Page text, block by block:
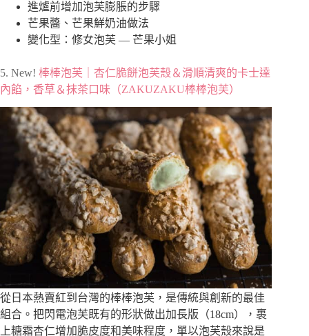
進爐前增加泡芙膨脹的步驟
芒果醬、芒果鮮奶油做法
變化型：修女泡芙 — 芒果小姐
5. New! 棒棒泡芙｜杏仁脆餅泡芙殼＆滑順清爽的卡士達
內餡，香草＆抹茶口味（ZAKUZAKU棒棒泡芙）
從日本熱賣紅到台灣的棒棒泡芙，是傳統與創新的最佳
組合。把閃電泡芙既有的形狀做出加長版（18cm），裹
上糖霜杏仁增加脆皮度和美味程度，單以泡芙殼來說是